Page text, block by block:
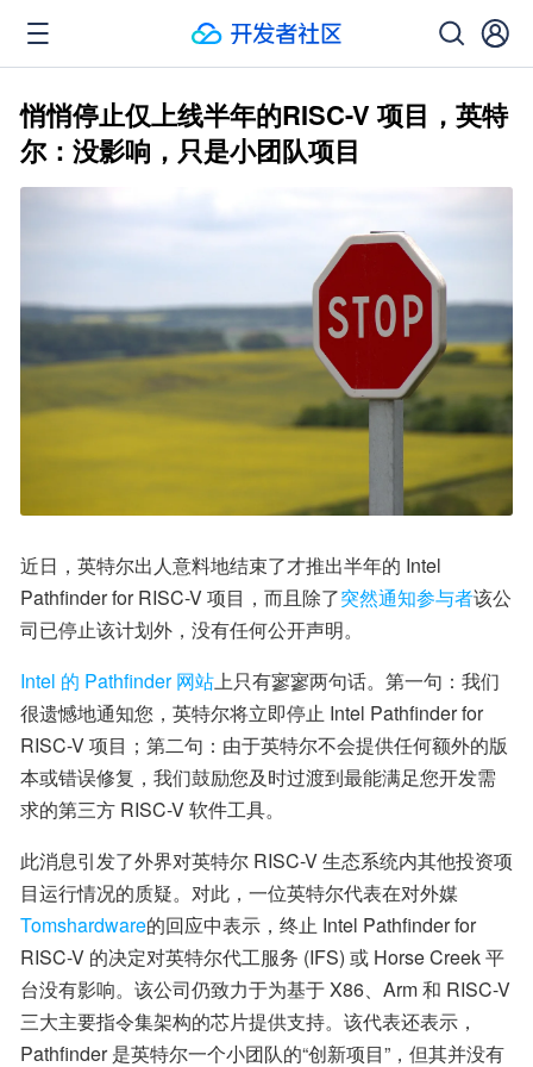
悄悄停止仅上线半年的RISC-V 项目，英特
尔：没影响，只是小团队项目
近日，英特尔出人意料地结束了才推出半年的 Intel
Pathfinder for RISC-V 项目，而且除了突然通知参与者该公
司已停止该计划外，没有任何公开声明。
Intel 的 Pathfinder 网站上只有寥寥两句话。第一句：我们
很遗憾地通知您，英特尔将立即停止 Intel Pathfinder for
RISC-V 项目；第二句：由于英特尔不会提供任何额外的版
本或错误修复，我们鼓励您及时过渡到最能满足您开发需
求的第三方 RISC-V 软件工具。
此消息引发了外界对英特尔 RISC-V 生态系统内其他投资项
目运行情况的质疑。对此，一位英特尔代表在对外媒
Tomshardware的回应中表示，终止 Intel Pathfinder for
RISC-V 的决定对英特尔代工服务 (IFS) 或 Horse Creek 平
台没有影响。该公司仍致力于为基于 X86、Arm 和 RISC-V
三大主要指令集架构的芯片提供支持。该代表还表示，
Pathfinder 是英特尔一个小团队的“创新项目”，但其并没有